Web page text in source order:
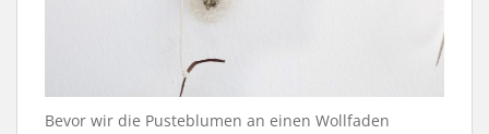
Bevor wir die Pusteblumen an einen Wollfaden